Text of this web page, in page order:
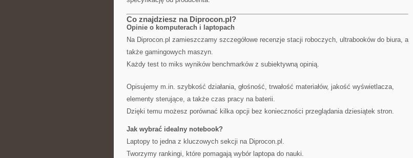
Co znajdziesz na Diprocon.pl?
Opinie o komputerach i laptopach
Na Diprocon.pl zamieszczamy szczegółowe recenzje stacji roboczych, ultrabooków do biura, a
także gamingowych maszyn.
Każdy test to miks wyników benchmarków z subiektywną opinią.
Opisujemy m.in. szybkość działania, głośność, trwałość materiałów, jakość wyświetlacza,
elementy sterujące, a także czas pracy na baterii.
Dzięki temu możesz porównać kilka opcji bez konieczności przeglądania dziesiątek stron.
Jak wybrać idealny notebook?
Laptopy to jedna z kluczowych sekcji na Diprocon.pl.
Tworzymy rankingi, które pomagają wybór laptopa do nauki.